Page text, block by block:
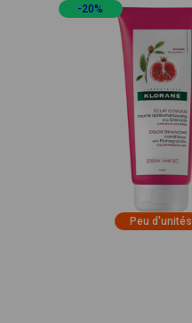
-20%
Peu d'unités